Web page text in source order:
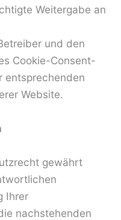
Weitergabe an
und den
Cookie-Consent-
entsprechenden
Website.
gewährt
Ihrer
nachstehenden